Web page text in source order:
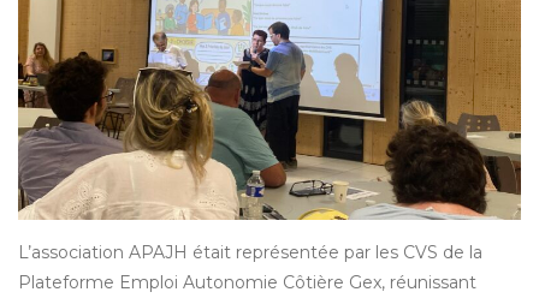
L’association APAJH était représentée par les CVS de la
Plateforme Emploi Autonomie Côtière Gex, réunissant